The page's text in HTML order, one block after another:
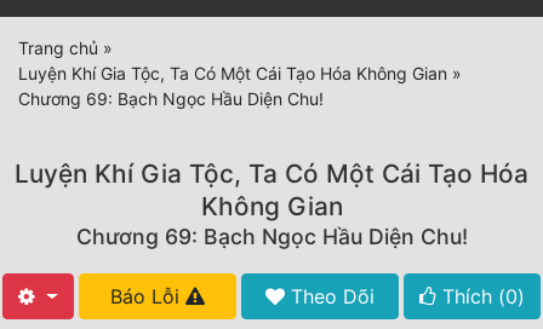
Cập
Nhật
(current)
BXH
Truyện Mới Ra
Hoàn Thành
Trang chủ »
Luyện Khí Gia Tộc, Ta Có Một Cái Tạo Hóa Không Gian »
Chương 69: Bạch Ngọc Hầu Diện Chu!
Luyện Khí Gia Tộc, Ta Có Một Cái Tạo Hóa
Không Gian
Chương 69: Bạch Ngọc Hầu Diện Chu!
Báo Lỗi Theo Dõi Thích (0)